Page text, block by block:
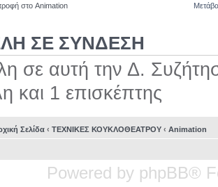
στο Animation
ΣΕ ΣΥΝΔΕΣΗ
σε αυτή την Δ.
και 1 επισκέπτης
Σελίδα ‹ ΤΕΧΝΙΚΕΣ ΚΟΥΚΛΟΘΕΑΤΡΟΥ ‹ Animation
Powered by phpBB®